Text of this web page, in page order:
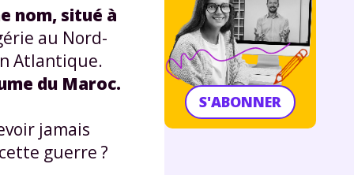
nom, situé à
au Nord-
Atlantique.
du Maroc.
jamais
guerre ?
S'ABONNER